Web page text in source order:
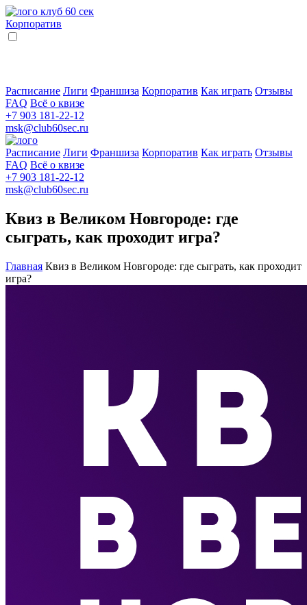
Корпоратив
Расписание Лиги Франшиза Корпоратив Как играть Отзывы
FAQ Всё о квизе
+7 903 181-22-12
msk@club60sec.ru
Расписание Лиги Франшиза Корпоратив Как играть Отзывы
FAQ Всё о квизе
+7 903 181-22-12
msk@club60sec.ru
Квиз в Великом Новгороде: где
сыграть, как проходит игра?
Главная Квиз в Великом Новгороде: где сыграть, как проходит
игра?